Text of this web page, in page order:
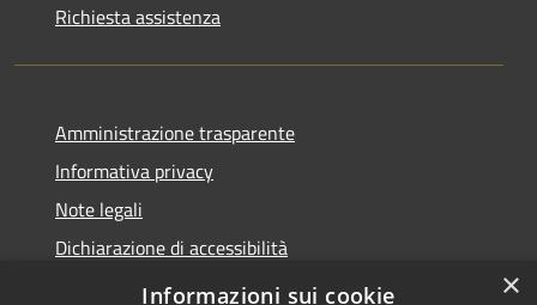
Richiesta assistenza
Amministrazione trasparente
Informativa privacy
Note legali
Dichiarazione di accessibilità
×
Informazioni sui cookie